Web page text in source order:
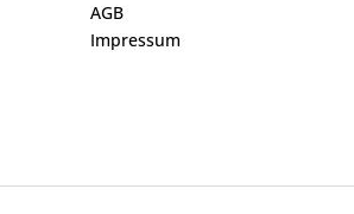
AGB
Impressum